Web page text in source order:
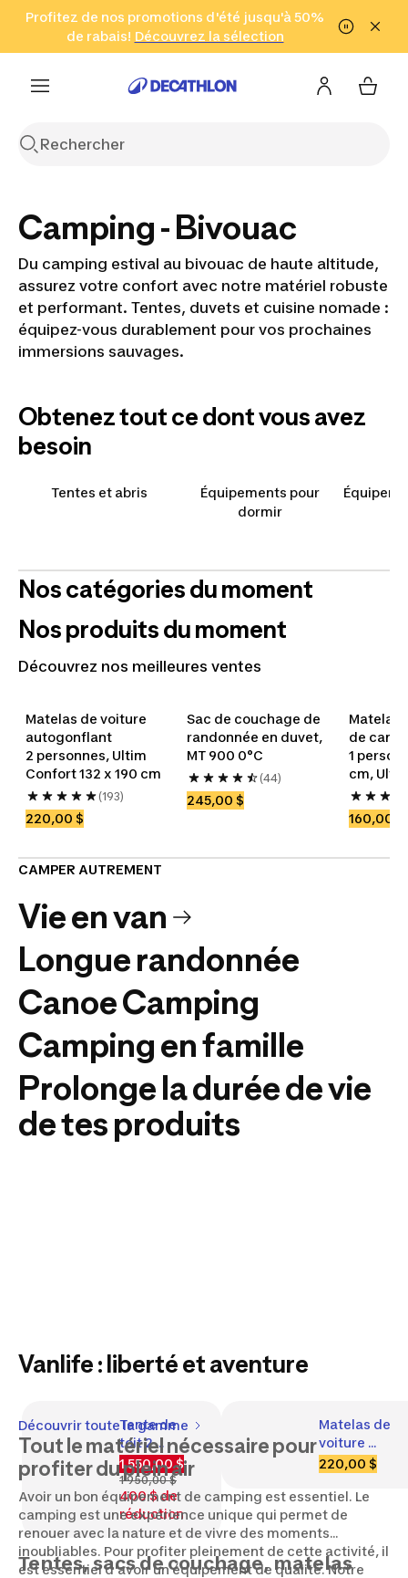
Aller à la recherche Aller au contenu Aller au pied de
Profitez de nos promotions d'été jusqu'à 50%
de rabais! Découvrez la sélection
Cliquez ici
en seulement 2 h!
(Zones sélectionnées)
Camping - Bivouac
Du camping estival au bivouac de haute altitude,
assurez votre confort avec notre matériel robuste
et performant. Tentes, duvets et cuisine nomade :
équipez-vous durablement pour vos prochaines
immersions sauvages.
Obtenez tout ce dont vous avez
besoin
Tentes et abris
Équipements pour
dormir
Nos catégories du moment
Découvrez nos matelas et sacs de
couchage pour passer vos meilleures
nuits sous les étoiles
Matelas Sacs de couchage
Cuisiner en plein air
Redécouvrez la cuisine au
milieu de la nature
Cuisiner S'asseoir confortablement
En une fraction de
seconde
Déployez, profitez : le camping sans
la prise de tête du montage
Tentes instantanées Toutes les tentes
Voyagez léger.
Explorez le monde.
Tentes Dormir confortablement
Nos produits du moment
Découvrez nos meilleures ventes
Matelas de voiture
autogonflant
2 personnes, Ultim
Confort 132 x 190 cm
(193)
220,00 $
Sac de couchage de
randonnée en duvet,
MT 900 0°C
(44)
245,00 $
Matelas
de
1
cm,
160,00 $
CAMPER AUTREMENT
Vie en van
Longue randonnée
Canoe Camping
Camping en famille
Prolonge la durée de vie
de tes produits
Vanlife : liberté et aventure
Tente de
toit 2
personnes,
MH 500
Fresh &
Black
1 550,00 $
1 950,00 $
400 $ de
réduction
Matelas de
voiture
autogonflant
Ultim
Confort 132 x
190 cm
220,00 $
Découvrir toute la gamme
Tout le matériel nécessaire pour
profiter du plein air
Avoir un bon équipement de camping est essentiel. Le
camping est une expérience unique qui permet de
renouer avec la nature et de vivre des moments
inoubliables. Pour profiter pleinement de cette activité, il
est essentiel d'avoir un équipement de qualité. Notre
Tentes, sacs de couchage, matelas